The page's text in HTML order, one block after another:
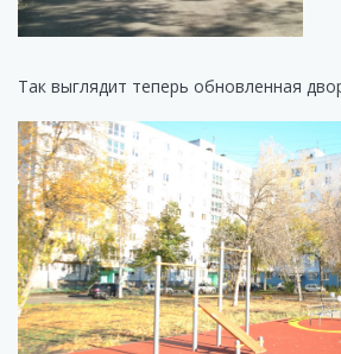
Так выглядит теперь обновленная